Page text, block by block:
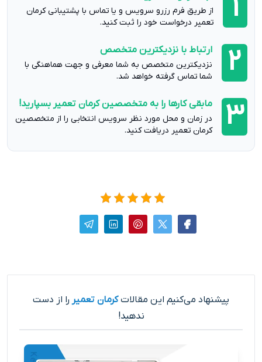
1
از طریق فرم رزرو سرویس و یا تماس با پشتیبانی کرمان
تعمیر درخواست خود را ثبت کنید.
2 ارتباط با نزدیکترین متخصص
نزدیکترین متخصص به شما معرفی و جهت هماهنگی با
شما تماس گرفته خواهد شد.
3 مابقی کارها را به متخصصین کرمان تعمیر بسپارید!
در زمان و محل مورد نظر سرویس انتخابی را از متخصصین
کرمان تعمیر دریافت کنید.
پیشنهاد می‌کنیم این مقالاتکرمان تعمیر را از دست
ندهید!